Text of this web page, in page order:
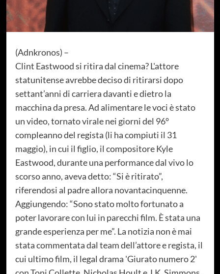
(Adnkronos) –
Clint Eastwood si ritira dal cinema? L'attore
statunitense avrebbe deciso di ritirarsi dopo
settant’anni di carriera davanti e dietro la
macchina da presa. Ad alimentare le voci è stato
un video, tornato virale nei giorni del 96°
compleanno del regista (li ha compiuti il 31
maggio), in cui il figlio, il compositore Kyle
Eastwood, durante una performance dal vivo lo
scorso anno, aveva detto: “Si è ritirato”,
riferendosi al padre allora novantacinquenne.
Aggiungendo: “Sono stato molto fortunato a
poter lavorare con lui in parecchi film. È stata una
grande esperienza per me”. La notizia non è mai
stata commentata dal team dell’attore e regista, il
cui ultimo film, il legal drama 'Giurato numero 2'